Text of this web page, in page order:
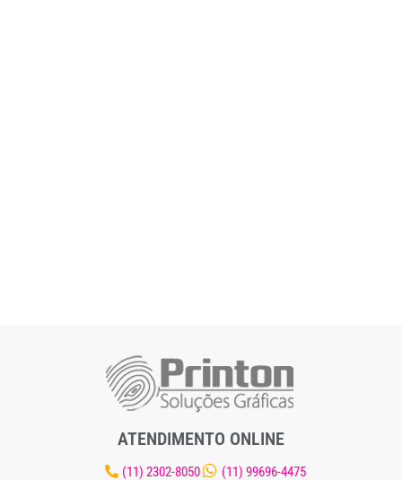
ATENDIMENTO ONLINE
(11) 2302-8050 (11) 99696-4475